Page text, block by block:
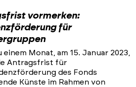
vormerken:
für
einem Monat, am 15. Januar 2023,
Antragsfrist für
des Fonds
Künste im Rahmen von